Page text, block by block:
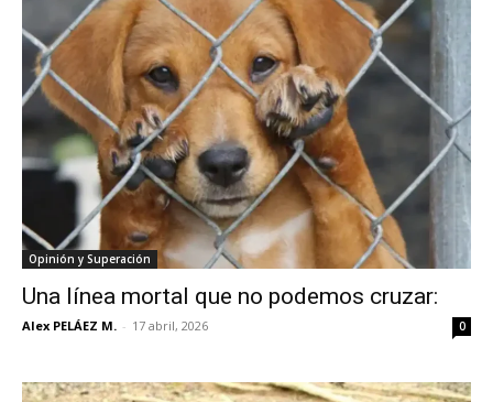
Opinión y Superación
Una línea mortal que no podemos cruzar:
Alex PELÁEZ M. - 17 abril, 2026 0